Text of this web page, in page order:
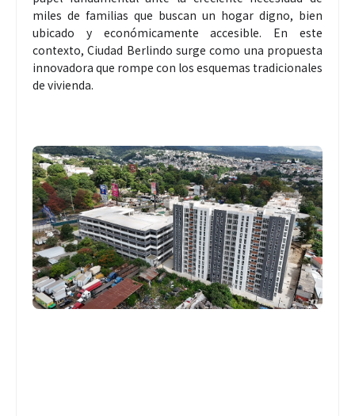
miles de familias que buscan un hogar digno, bien
ubicado y económicamente accesible. En este
contexto, Ciudad Berlindo surge como una propuesta
innovadora que rompe con los esquemas tradicionales
de vivienda.